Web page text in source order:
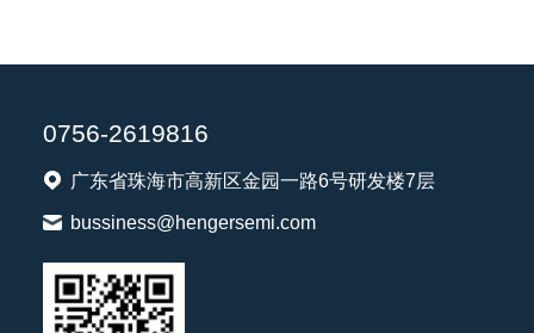
0756-2619816
广东省珠海市高新区金园一路6号研发楼7层
bussiness@hengersemi.com